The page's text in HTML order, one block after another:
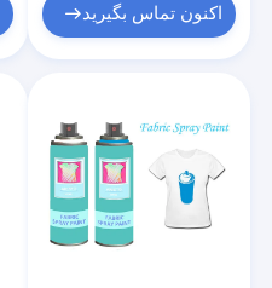
محصولات
درباره ما
تور کارخانه
اکنون تماس بگیرید